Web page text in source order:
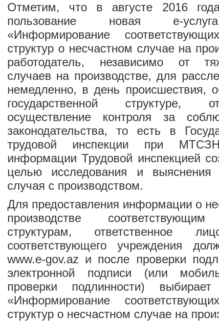
Отметим, что в августе 2016
пользование новая е-
«Информирование
структур о несчастном случае на
работодатель, независимо от
случаев на производстве, для
немедленно, в день происшествия,
государственной структуре,
осуществление контроля за
законодательства, то есть в
трудовой инспекции при
информации Трудовой инспекцией
целью исследования и выяснения
случая с производством.
Для предоставления информации о
производстве соответствующим
структурам, ответственное
соответствующего учреждения
www.e-gov.az и после проверки
электронной подписи (или
проверки подлинности)
«Информирование
структур о несчастном случае на